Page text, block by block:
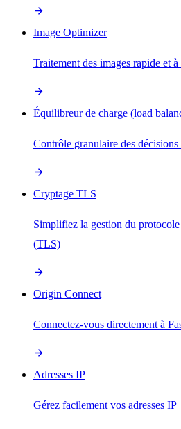
Image Optimizer
Traitement des images rapide et
Équilibreur de charge (load
Contrôle granulaire des décisions
Cryptage TLS
Simplifiez la gestion du
(TLS)
Origin Connect
Connectez-vous directement à
Adresses IP
Gérez facilement vos adresses IP